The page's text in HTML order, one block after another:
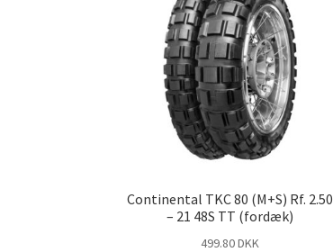
Continental TKC 80 (M+S) Rf. 2.50
– 21 48S TT (fordæk)
499.80 DKK